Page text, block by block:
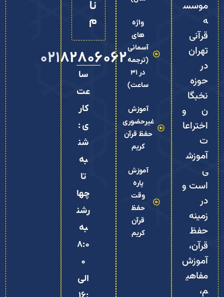
تهران
در
حوزه
نخبگا
ن و
اختراعا
ت
آموزش
ی
است و
در
زمینه
حفظ
قرآن،
آموزش
مفاهی
م،
مدرسه
نخبگا
ن
در 31
ساعت)
آموزش
غیرحضوری
حفظ قرآن
آموزش
پاره
وقت
قرآن
کریم
02182806062
کار
ی :
شن
به
تا
چها
رشن
به
8:0
0
الی
16:
00